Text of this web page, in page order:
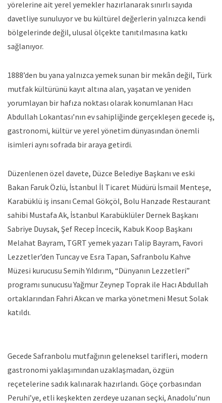
yörelerine ait yerel yemekler hazırlanarak sınırlı sayıda
davetliye sunuluyor ve bu kültürel değerlerin yalnızca kendi
bölgelerinde değil, ulusal ölçekte tanıtılmasına katkı
sağlanıyor.
1888’den bu yana yalnızca yemek sunan bir mekân değil, Türk
mutfak kültürünü kayıt altına alan, yaşatan ve yeniden
yorumlayan bir hafıza noktası olarak konumlanan Hacı
Abdullah Lokantası’nın ev sahipliğinde gerçekleşen gecede iş,
gastronomi, kültür ve yerel yönetim dünyasından önemli
isimleri aynı sofrada bir araya getirdi.
Düzenlenen özel davete, Düzce Belediye Başkanı ve eski
Bakan Faruk Özlü, İstanbul İl Ticaret Müdürü İsmail Menteşe,
Karabüklü iş insanı Cemal Gökçöl, Bolu Hanzade Restaurant
sahibi Mustafa Ak, İstanbul Karabüklüler Dernek Başkanı
Sabriye Duysak, Şef Recep İncecik, Kabuk Koop Başkanı
Melahat Bayram, TGRT yemek yazarı Talip Bayram, Favori
Lezzetler’den Tuncay ve Esra Tapan, Safranbolu Kahve
Müzesi kurucusu Semih Yıldırım, “Dünyanın Lezzetleri”
programı sunucusu Yağmur Zeynep Toprak ile Hacı Abdullah
ortaklarından Fahri Akcan ve marka yönetmeni Mesut Solak
katıldı.
Gecede Safranbolu mutfağının geleneksel tarifleri, modern
gastronomi yaklaşımından uzaklaşmadan, özgün
reçetelerine sadık kalınarak hazırlandı. Göçe çorbasından
Peruhi’ye, etli keşkekten zerdeye uzanan seçki, Anadolu’nun